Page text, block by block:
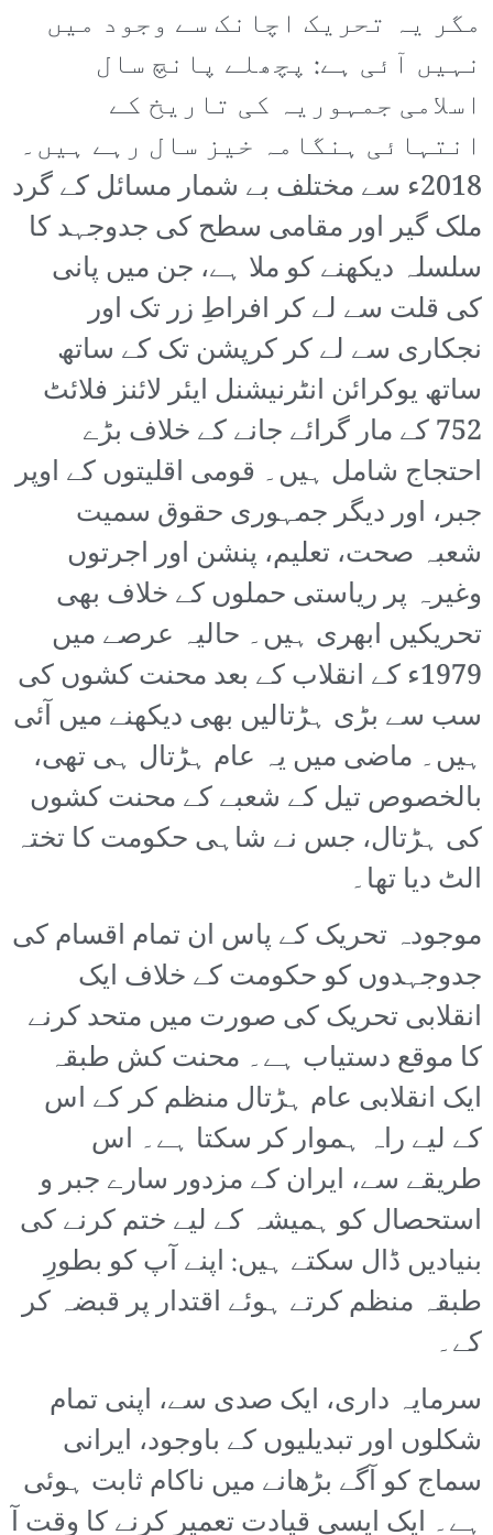
مگر یہ تحریک اچانک سے وجود میں
نہیں آئی ہے: پچھلے پانچ سال
اسلامی جمہوریہ کی تاریخ کے
انتہائی ہنگامہ خیز سال رہے ہیں۔
2018ء سے مختلف بے شمار مسائل کے گرد
ملک گیر اور مقامی سطح کی جدوجہد کا
سلسلہ دیکھنے کو ملا ہے، جن میں پانی
کی قلت سے لے کر افراطِ زر تک اور
نجکاری سے لے کر کرپشن تک کے ساتھ
ساتھ یوکرائن انٹرنیشنل ایئر لائنز فلائٹ
752 کے مار گرائے جانے کے خلاف بڑے
احتجاج شامل ہیں۔ قومی اقلیتوں کے اوپر
جبر، اور دیگر جمہوری حقوق سمیت
شعبہ صحت، تعلیم، پنشن اور اجرتوں
وغیرہ پر ریاستی حملوں کے خلاف بھی
تحریکیں ابھری ہیں۔ حالیہ عرصے میں
1979ء کے انقلاب کے بعد محنت کشوں کی
سب سے بڑی ہڑتالیں بھی دیکھنے میں آئی
ہیں۔ ماضی میں یہ عام ہڑتال ہی تھی،
بالخصوص تیل کے شعبے کے محنت کشوں
کی ہڑتال، جس نے شاہی حکومت کا تختہ
الٹ دیا تھا۔
موجودہ تحریک کے پاس ان تمام اقسام کی
جدوجہدوں کو حکومت کے خلاف ایک
انقلابی تحریک کی صورت میں متحد کرنے
کا موقع دستیاب ہے۔ محنت کش طبقہ
ایک انقلابی عام ہڑتال منظم کر کے اس
کے لیے راہ ہموار کر سکتا ہے۔ اس
طریقے سے، ایران کے مزدور سارے جبر و
استحصال کو ہمیشہ کے لیے ختم کرنے کی
بنیادیں ڈال سکتے ہیں: اپنے آپ کو بطورِ
طبقہ منظم کرتے ہوئے اقتدار پر قبضہ کر
کے۔
سرمایہ داری، ایک صدی سے، اپنی تمام
شکلوں اور تبدیلیوں کے باوجود، ایرانی
سماج کو آگے بڑھانے میں ناکام ثابت ہوئی
ہے۔ ایک ایسی قیادت تعمیر کرنے کا وقت آ